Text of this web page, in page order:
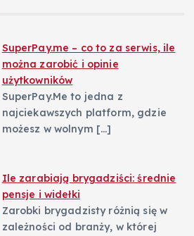
SuperPay.me – co to za serwis, ile
można zarobić i opinie
użytkowników
SuperPay.Me to jedna z
najciekawszych platform, gdzie
możesz w wolnym […]
Ile zarabiają brygadziści: średnie
pensje i widełki
Zarobki brygadzisty różnią się w
zależności od branży, w której